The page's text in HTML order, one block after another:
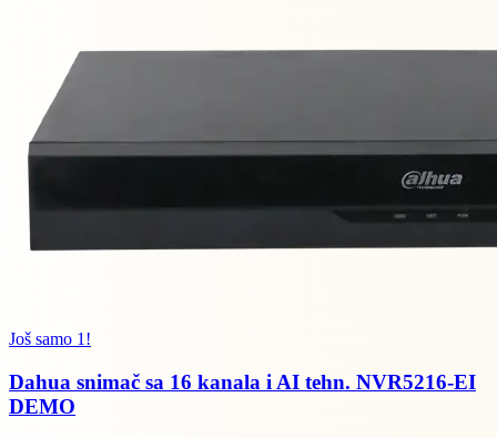
Još samo 1!
Dahua snimač sa 16 kanala i AI tehn. NVR5216-EI
DEMO